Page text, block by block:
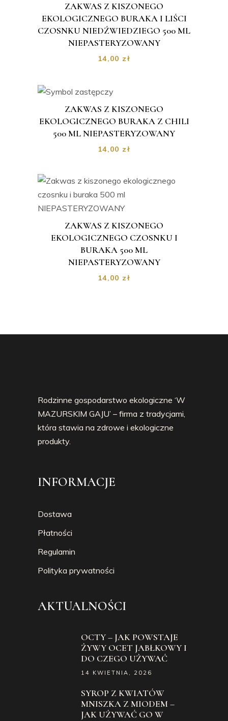
ZAKWAS Z KISZONEGO
EKOLOGICZNEGO BURAKA I LIŚCI
CZOSNKU NIEDŹWIEDZIEGO 500 ML
NIEPASTERYZOWANY
14,00 zł
ZAKWAS Z KISZONEGO
EKOLOGICZNEGO BURAKA Z CHILI
500 ML NIEPASTERYZOWANY
14,00 zł
ZAKWAS Z KISZONEGO
EKOLOGICZNEGO CZOSNKU I
BURAKA 500 ML
NIEPASTERYZOWANY
14,00 zł
Rodzinne gospodarstwo ekologiczne ‘W
MAZURSKIM GAJU’ – firma z tradycjami,
która stawia na zdrowe i ekologiczne
produkty.
INFORMACJE
Dostawa
Płatności
Regulamin
Polityka prywatności
AKTUALNOŚCI
OCTY – JAK POWSTAJE
ŻYWY OCET JABŁKOWY I
DO CZEGO UŻYWAĆ
14 KWIETNIA, 2026
SYROP Z KWIATÓW
MNISZKA Z MIODEM –
JAK UŻYWAĆ GO W